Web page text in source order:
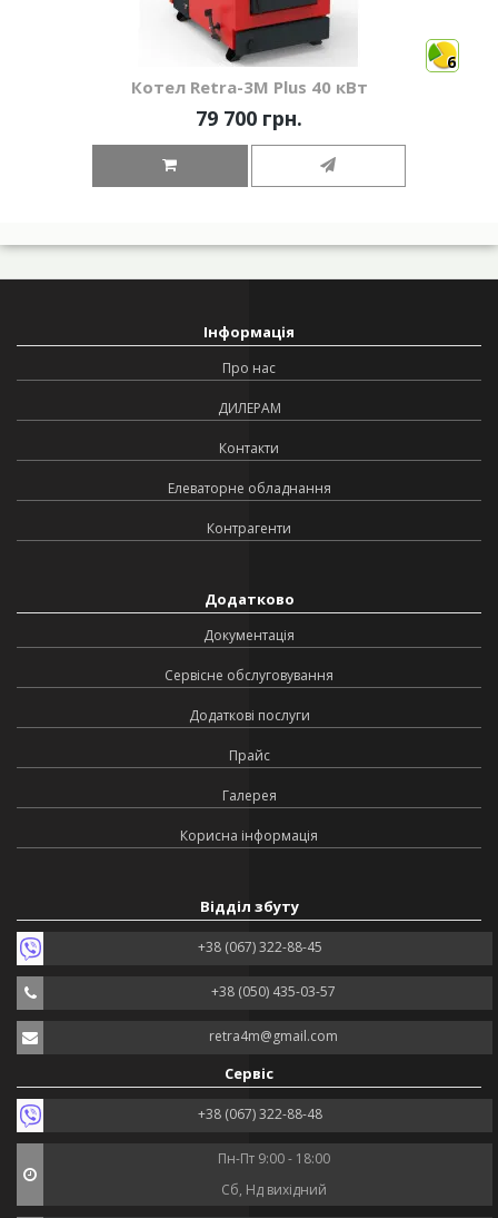
6
Котел Retra-3М Plus 40 кВт
79 700 грн.
Інформація
Про нас
ДИЛЕРАМ
Контакти
Елеваторне обладнання
Контрагенти
Додатково
Документація
Сервісне обслуговування
Додаткові послуги
Прайс
Галерея
Корисна інформація
Відділ збуту
+38 (067) 322-88-45
+38 (050) 435-03-57
retra4m@gmail.com
Сервіс
+38 (067) 322-88-48
Пн-Пт 9:00 - 18:00
Сб, Нд вихідний